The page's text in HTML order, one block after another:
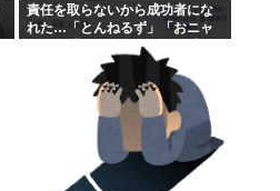
責任を取らないから成功者にな
れた…「とんねるず」「おニャ
ン子」「AKB」とヒットを出し
続けた秋元康の哲学！！！